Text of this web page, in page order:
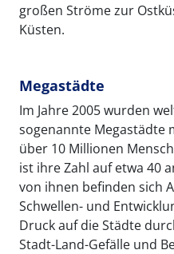
großen Ströme zur
Küsten.
Megastädte
Im Jahre 2005 wurden
sogenannte Megastädte
über 10 Millionen
ist ihre Zahl auf etwa 40
von ihnen befinden sich
Schwellen- und
Druck auf die Städte
Stadt-Land-Gefälle und